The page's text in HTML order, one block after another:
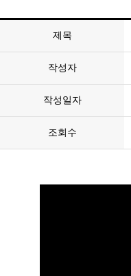
제목
작성자
작성일자
조회수